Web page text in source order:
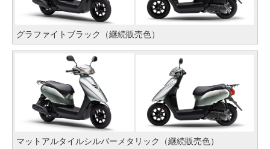
グラファイトブラック（継続販売色）
マットアルタイルシルバーメタリック（継続販売色）